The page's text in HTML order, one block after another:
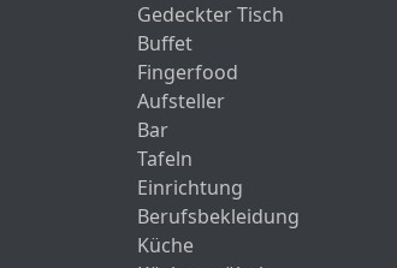
Gedeckter Tisch
Buffet
Fingerfood
Aufsteller
Bar
Tafeln
Einrichtung
Berufsbekleidung
Küche